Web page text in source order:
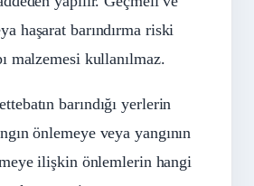
haşarat barındırma riski
malzemesi kullanılmaz.
barındığı yerlerin
önlemeye veya yangının
ilişkin önlemlerin hangi